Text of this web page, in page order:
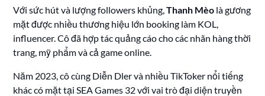
Với sức hút và lượng followers khủng,Thanh Mèo là gương
mặt được nhiều thương hiệu lớn booking làm KOL,
influencer. Cô đã hợp tác quảng cáo cho các nhãn hàng thời
trang, mỹ phẩm và cả game online.
Năm 2023, cô cùng Diễn Dler và nhiều TikToker nổi tiếng
khác có mặt tại SEA Games 32 với vai trò đại diện truyền